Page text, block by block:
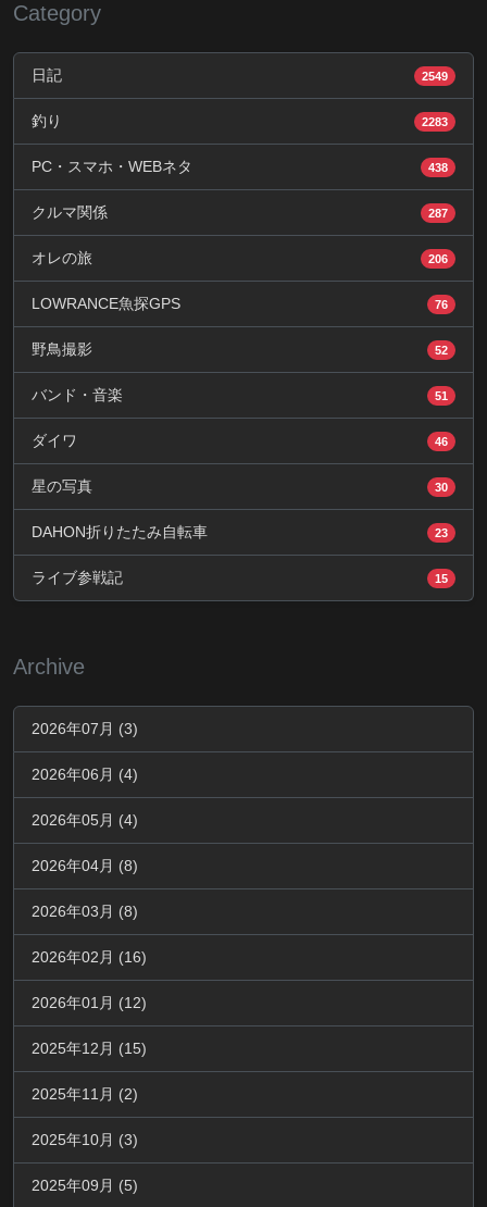
Category
日記 2549
釣り 2283
PC・スマホ・WEBネタ 438
クルマ関係 287
オレの旅 206
LOWRANCE魚探GPS 76
野鳥撮影 52
バンド・音楽 51
ダイワ 46
星の写真 30
DAHON折りたたみ自転車 23
ライブ参戦記 15
Archive
2026年07月 (3)
2026年06月 (4)
2026年05月 (4)
2026年04月 (8)
2026年03月 (8)
2026年02月 (16)
2026年01月 (12)
2025年12月 (15)
2025年11月 (2)
2025年10月 (3)
2025年09月 (5)